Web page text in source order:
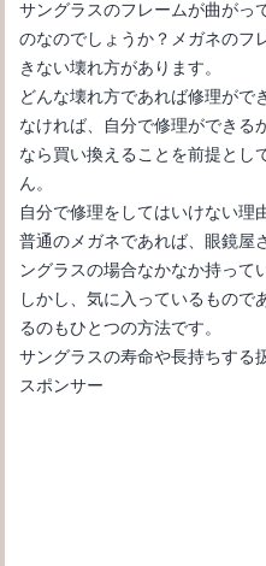
サングラスのフレームが曲がっ
のなのでしょうか？メガネのフ
きない壊れ方があります。
どんな壊れ方であれば修理が
なければ、自分で修理ができる
なら買い換えることを前提とし
ん。
自分で修理をしてはいけない理
普通のメガネであれば、眼鏡屋
ングラスの場合なかなか持って
しかし、気に入っているもの
るのもひとつの方法です。
サングラスの寿命や長持ちする
スポンサー